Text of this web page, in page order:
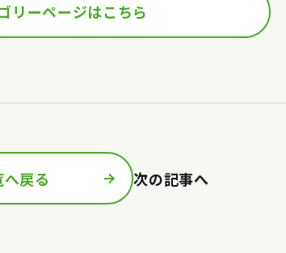
リーページはこちら
戻る 次の記事へ